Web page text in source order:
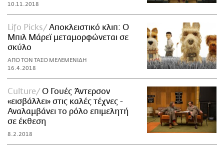
10.11.2018
Lifo Picks
Αποκλειστικό κλιπ: Ο
Μπιλ Μάρεϊ μεταμορφώνεται σε
σκύλο
ΑΠΟ ΤΟΝ ΤΑΣΟ ΜΕΛΕΜΕΝΙΔΗ
16.4.2018
Culture
Ο Γουές Άντερσον
«εισβάλλει» στις καλές τέχνες -
Αναλαμβάνει το ρόλο επιμελητή
σε έκθεση
8.2.2018